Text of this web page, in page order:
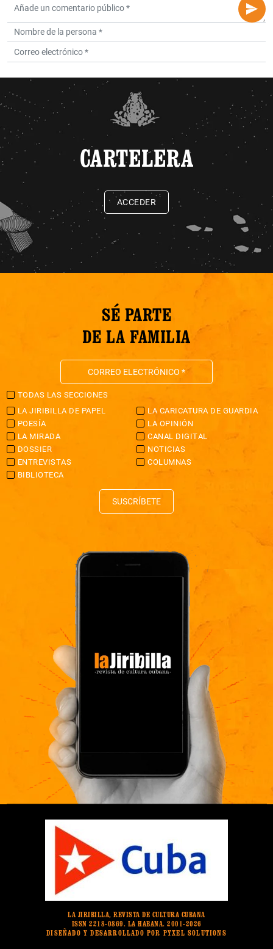
CARTELERA
ACCEDER
SÉ PARTE
DE LA FAMILIA
TODAS LAS SECCIONES
LA JIRIBILLA DE PAPEL
LA CARICATURA DE GUARDIA
POESÍA
LA OPINIÓN
LA MIRADA
CANAL DIGITAL
DOSSIER
NOTICIAS
ENTREVISTAS
COLUMNAS
BIBLIOTECA
SUSCRÍBETE
LA JIRIBILLA, REVISTA DE CULTURA CUBANA
ISSN 2218-0869. LA HABANA. 2001-2026
DISEÑADO Y DESARROLLADO POR PYXEL SOLUTIONS